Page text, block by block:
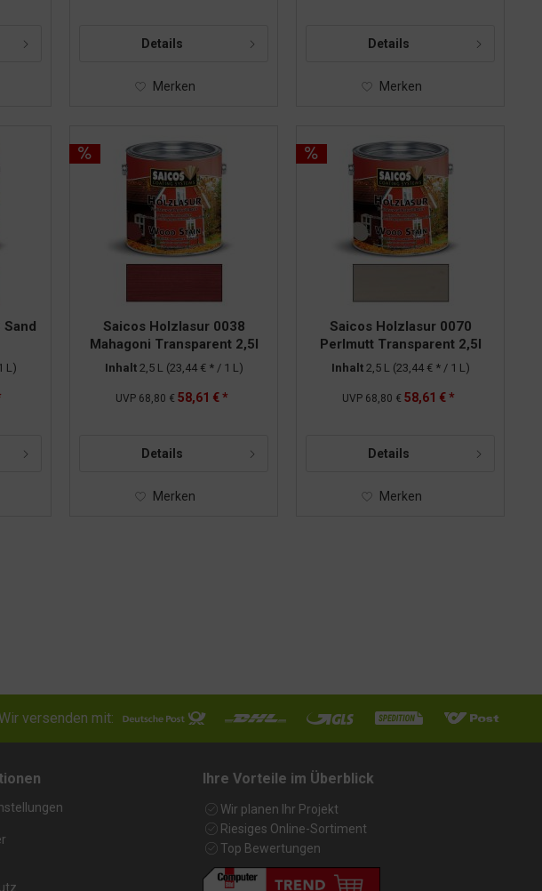
Details
Merken
Details
Merken
L)
Saicos Holzlasur 0038
Mahagoni Transparent 2,5l
Inhalt 2,5 L (23,44 € * / 1 L)
UVP 68,80 € 58,61 € *
Details
Merken
Saicos Holzlasur 0070
Perlmutt Transparent 2,5l
Inhalt 2,5 L (23,44 € * / 1 L)
UVP 68,80 € 58,61 € *
Details
Merken
versenden mit:
Ihre Vorteile im Überblick
Wir planen Ihr Projekt
Riesiges Online-Sortiment
Top Bewertungen